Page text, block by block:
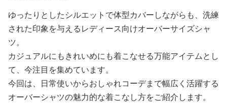
ゆったりとしたシルエットで体型カバーしながらも、洗練
された印象を与えるレディース向けオーバーサイズシャ
ツ。
カジュアルにもきれいめにも着こなせる万能アイテムとし
て、今注目を集めています。
今回は、日常使いからおしゃれコーデまで幅広く活躍する
オーバーシャツの魅力的な着こなし方をご紹介します。